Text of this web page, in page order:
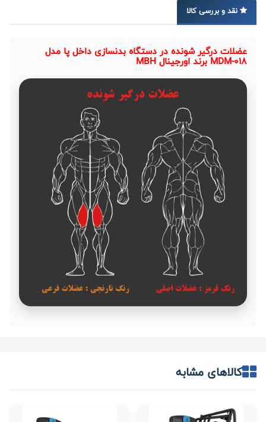
نقد و بررسی کالا
عضلات درگیر شونده در دستگاه بدنسازی داخل پا مدل
MDM-018 برند اورجینال MBH
کالاهای مشابه